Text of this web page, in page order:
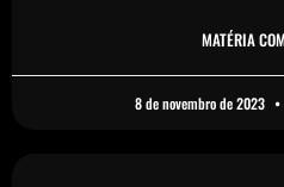
MATÉRIA
8 de novembro de 2023